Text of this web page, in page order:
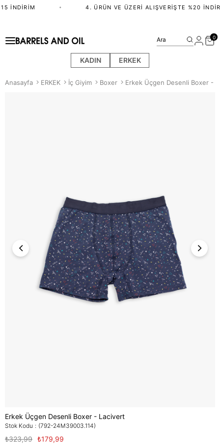
İNDIRIM 4. ÜRÜN VE ÜZERI ALIŞVERIŞTE %20
KADIN ERKEK
Ara 0
Anasayfa ERKEK İç Giyim Boxer Erkek Üçgen Desenli Boxer -
Erkek Üçgen Desenli Boxer - Lacivert
Stok Kodu (792-24M39003.114)
₺323,99 ₺179,99